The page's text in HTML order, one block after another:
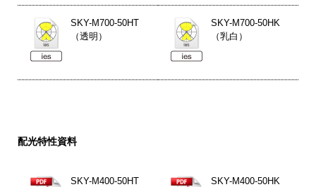
SKY-M700-50HT
（透明）
SKY-M700-50HK
（乳白）
配光特性資料
SKY-M400-50HT
SKY-M400-50HK